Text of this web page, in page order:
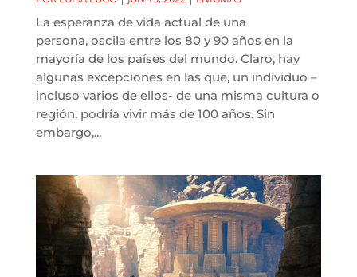
La esperanza de vida actual de una
persona, oscila entre los 80 y 90 años en la
mayoría de los países del mundo. Claro, hay
algunas excepciones en las que, un individuo –
incluso varios de ellos- de una misma cultura o
región, podría vivir más de 100 años. Sin
embargo,...